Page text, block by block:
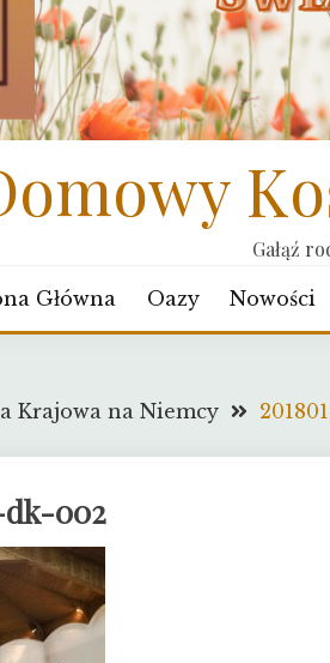
Gałąź
Główna Oazy Nowości
Krajowa na Niemcy
dk-002